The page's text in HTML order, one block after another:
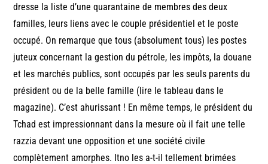
dresse la liste d’une quarantaine de membres des deux
familles, leurs liens avec le couple présidentiel et le poste
occupé. On remarque que tous (absolument tous) les postes
juteux concernant la gestion du pétrole, les impôts, la douane
et les marchés publics, sont occupés par les seuls parents du
président ou de la belle famille (lire le tableau dans le
magazine). C’est ahurissant ! En même temps, le président du
Tchad est impressionnant dans la mesure où il fait une telle
razzia devant une opposition et une société civile
complètement amorphes. Itno les a-t-il tellement brimées